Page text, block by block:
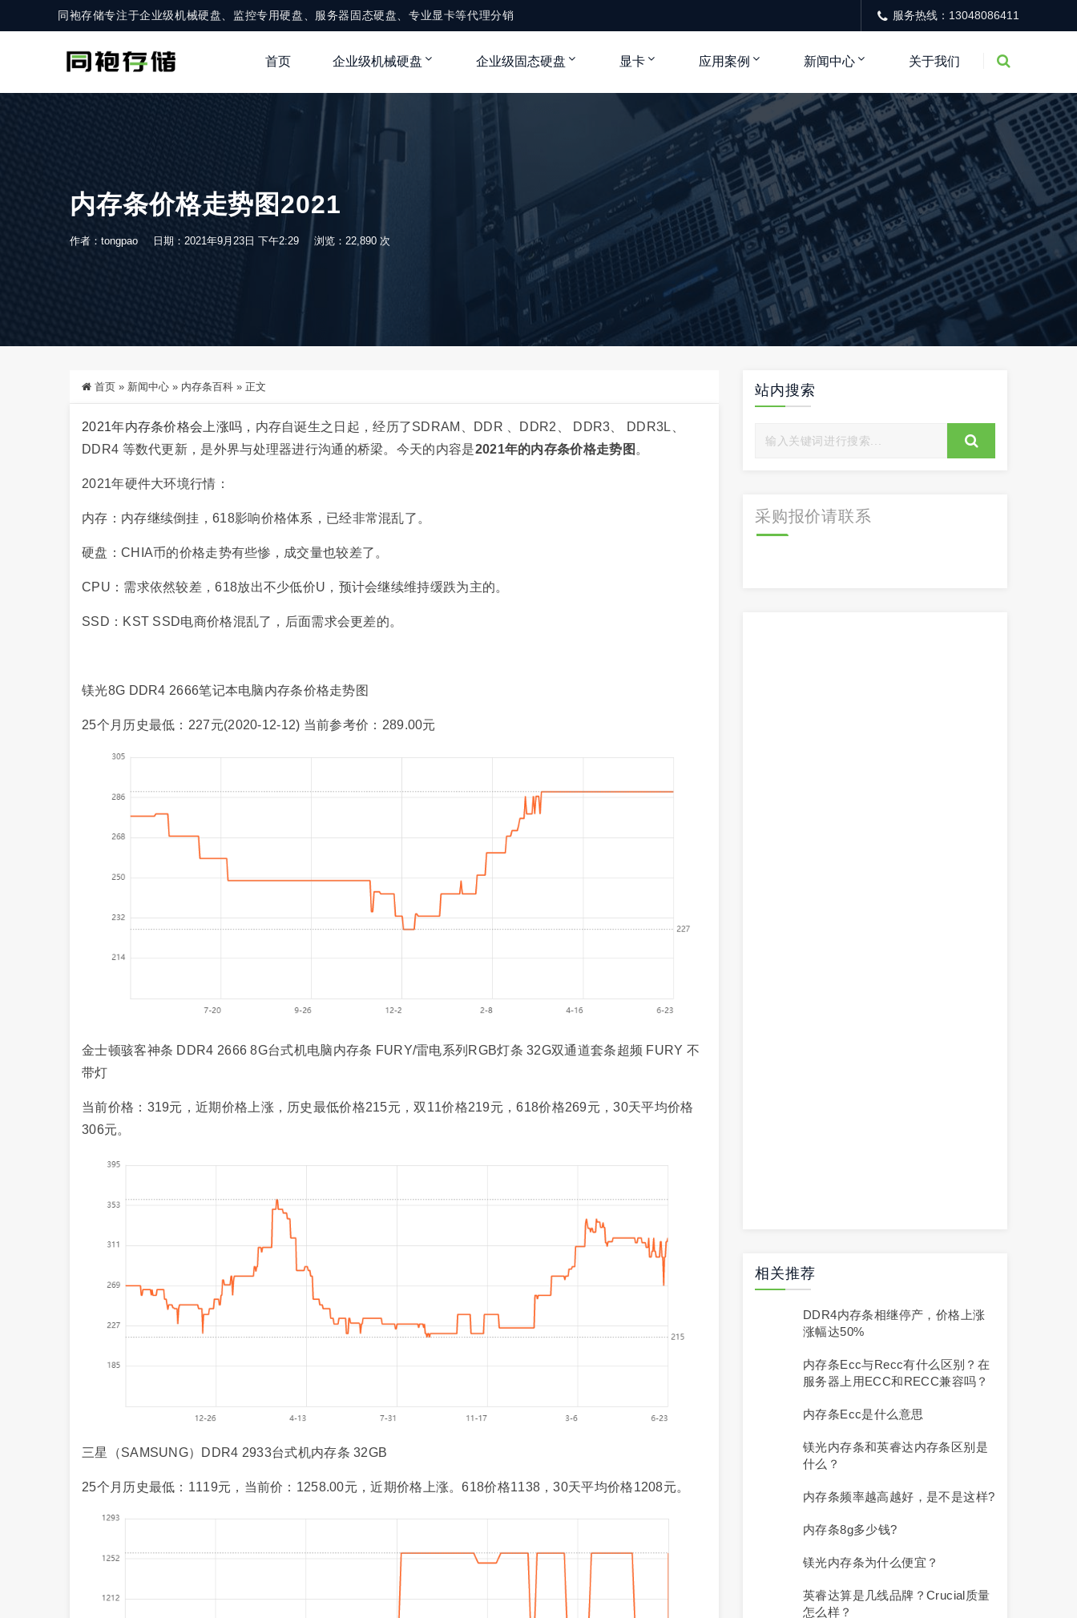
同袍存储专注于企业级机械硬盘、监控专用硬盘、服务器固态硬盘、专业显卡等代理分销 服务热线：13048086411
首页 企业级机械硬盘 企业级固态硬盘 显卡 应用案例 新闻中心 关于我们
内存条价格走势图2021
作者：tongpao 日期：2021年9月23日 下午2:29 浏览：22,890 次
首页 » 新闻中心 » 内存条百科 » 正文
2021年内存条价格会上涨吗 ， 内存自诞生之日起，经历了SDRAM、DDR 、DDR2、 DDR3、 DDR3L、
DDR4 等数代更新，是外界与处理器进行沟通的桥梁。今天的内容是2021年的内存条价格走势图 。
2021年硬件大环境行情：
内存：内存继续倒挂，618影响价格体系，已经非常混乱了。
硬盘：CHIA币的价格走势有些惨，成交量也较差了。
CPU：需求依然较差，618放出不少低价U，预计会继续维持缓跌为主的。
SSD：KST SSD电商价格混乱了，后面需求会更差的。
镁光8G DDR4 2666笔记本电脑内存条价格走势图
25个月历史最低：227元(2020-12-12) 当前参考价：289.00元
金士顿骇客神条 DDR4 2666 8G台式机电脑内存条 FURY/雷电系列RGB灯条 32G双通道套条超频 FURY 不
带灯
当前价格：319元，近期价格上涨，历史最低价格215元，双11价格219元，618价格269元，30天平均价格
306元。
三星（SAMSUNG）DDR4 2933台式机内存条 32GB
25个月历史最低：1119元，当前价：1258.00元，近期价格上涨。618价格1138，30天平均价格1208元。
站内搜索
采购报价请联系
相关推荐
DDR4内存条相继停产，价格上涨
涨幅达50%
内存条ecc与recc有什么区别？在
服务器上用ECC和RECC兼容吗？
内存条ecc是什么意思
镁光内存条和英睿达内存条区别是
什么？
内存条频率越高越好，是不是这样?
内存条8g多少钱?
镁光内存条为什么便宜？
英睿达算是几线品牌？Crucial质量
怎么样？